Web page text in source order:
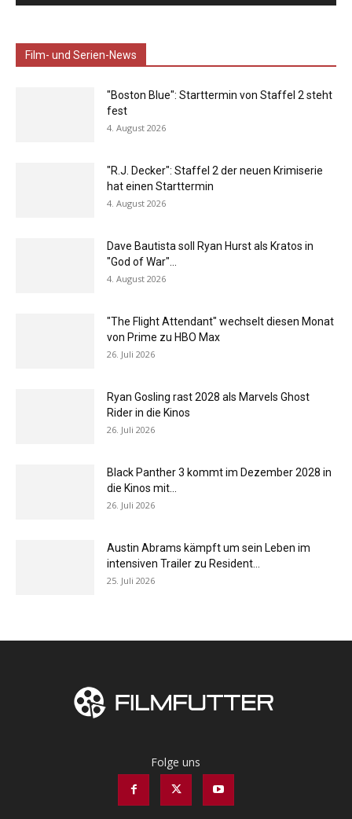
Film- und Serien-News
"Boston Blue": Starttermin von Staffel 2 steht
fest
4. August 2026
"R.J. Decker": Staffel 2 der neuen Krimiserie
hat einen Starttermin
4. August 2026
Dave Bautista soll Ryan Hurst als Kratos in
"God of War"...
4. August 2026
"The Flight Attendant" wechselt diesen Monat
von Prime zu HBO Max
26. Juli 2026
Ryan Gosling rast 2028 als Marvels Ghost
Rider in die Kinos
26. Juli 2026
Black Panther 3 kommt im Dezember 2028 in
die Kinos mit...
26. Juli 2026
Austin Abrams kämpft um sein Leben im
intensiven Trailer zu Resident...
25. Juli 2026
Folge uns